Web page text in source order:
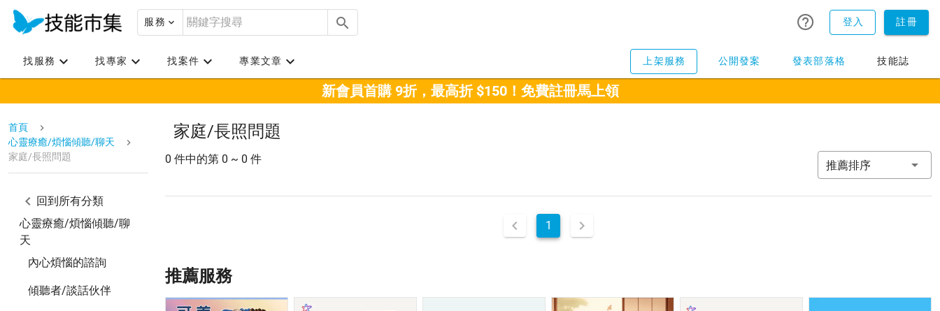
服務 登入 註冊
找服務 找專家 找案件 專業文章 上架服務 公開發案 發表部落格 技能誌
新會員首購 9折，最高折 $150！免費註冊馬上領
首頁
心靈療癒/煩惱傾聽/聊天
家庭/長照問題
回到所有分類
心靈療癒/煩惱傾聽/聊
天
內心煩惱的諮詢
傾聽者/談話伙伴
家庭/長照問題
0 件中的第 0 ~ 0 件 推薦排序
1
推薦服務